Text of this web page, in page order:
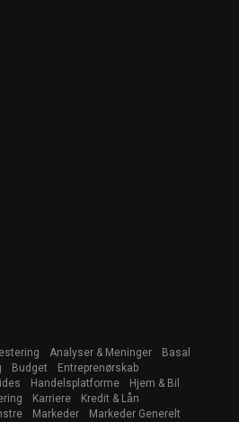
Analyser & Meninger
Basal
Budget
Entreprenørskab
Handelsplatforme
Hjem & Bil
Karriere
Kredit & Lån
Markeder
Markeder Generelt